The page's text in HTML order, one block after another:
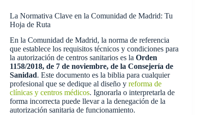
La Normativa Clave en la Comunidad de Madrid: Tu
Hoja de Ruta
En la Comunidad de Madrid, la norma de referencia
que establece los requisitos técnicos y condiciones para
la autorización de centros sanitarios es la Orden
1158/2018, de 7 de noviembre, de la Consejería de
Sanidad. Este documento es la biblia para cualquier
profesional que se dedique al diseño y reforma de
clínicas y centros médicos. Ignorarla o interpretarla de
forma incorrecta puede llevar a la denegación de la
autorización sanitaria de funcionamiento.